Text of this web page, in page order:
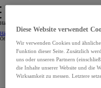
01 Händler
Händler auswählen
Händler KontaktangabenHändler Kontaktangaben
Öffnungszeiten
Diese Website verwendet
Wir verwenden Cookies und
Funktion dieser Seite. Zusätzlich
uns oder unseren Partnern
die Inhalte unserer Website und die
Wirksamkeit zu messen. Letztere